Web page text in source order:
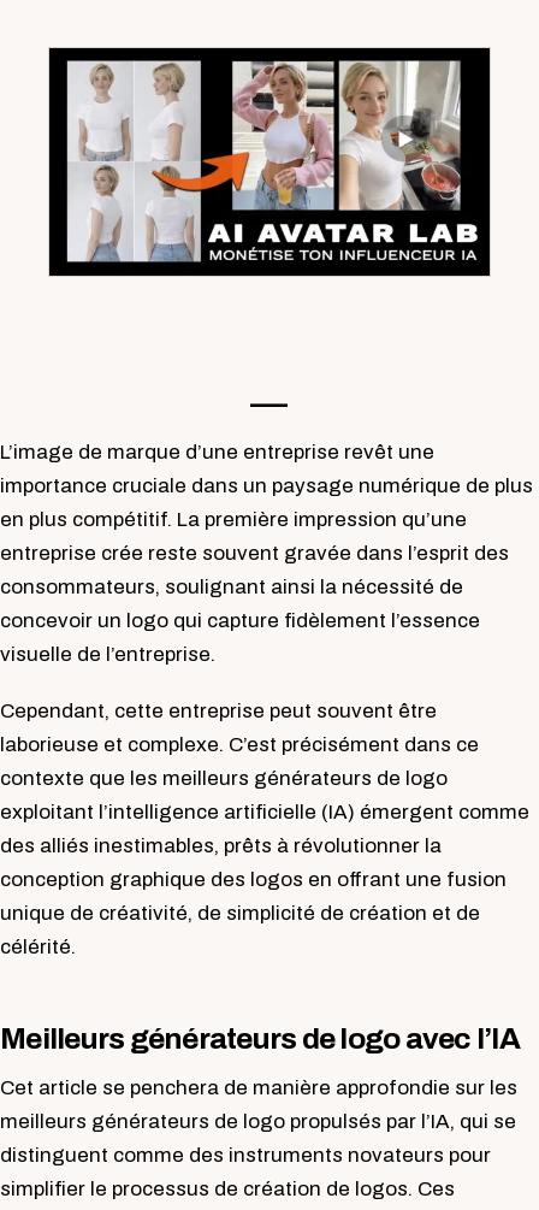
—-
L’image de marque d’une entreprise revêt une
importance cruciale dans un paysage numérique de plus
en plus compétitif. La première impression qu’une
entreprise crée reste souvent gravée dans l’esprit des
consommateurs, soulignant ainsi la nécessité de
concevoir un logo qui capture fidèlement l’essence
visuelle de l’entreprise.
Cependant, cette entreprise peut souvent être
laborieuse et complexe. C’est précisément dans ce
contexte que les meilleurs générateurs de logo
exploitant l’intelligence artificielle (IA) émergent comme
des alliés inestimables, prêts à révolutionner la
conception graphique des logos en offrant une fusion
unique de créativité, de simplicité de création et de
célérité.
Meilleurs générateurs de logo avec l’IA
Cet article se penchera de manière approfondie sur les
meilleurs générateurs de logo propulsés par l’IA, qui se
distinguent comme des instruments novateurs pour
simplifier le processus de création de logos. Ces